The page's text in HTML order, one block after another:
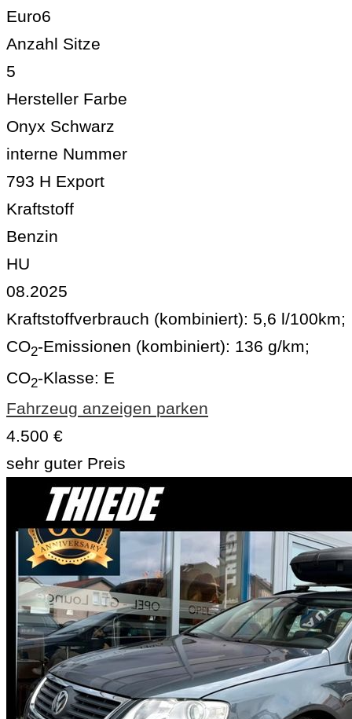
Euro6
Anzahl Sitze
5
Hersteller Farbe
Onyx Schwarz
interne Nummer
793 H Export
Kraftstoff
Benzin
HU
08.2025
Kraftstoffverbrauch (kombiniert): 5,6 l/100km;
CO2-Emissionen (kombiniert): 136 g/km;
CO2-Klasse: E
Fahrzeug anzeigen parken
4.500 €
sehr guter Preis